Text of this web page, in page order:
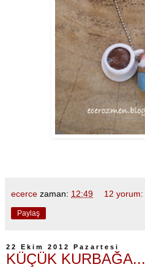
ecerce zaman: 12:49 12 yorum:
Paylaş
22 Ekim 2012 Pazartesi
KÜÇÜK KURBAĞA...